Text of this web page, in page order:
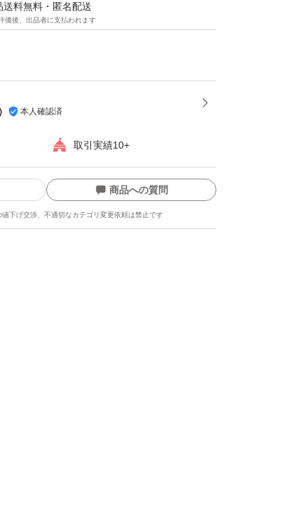
料無料・匿名配送
価後、出品者に支払われます
） 本人確認済
取引実績10+
商品への質問
下げ交渉、不適切なカテゴリ変更依頼は禁止です